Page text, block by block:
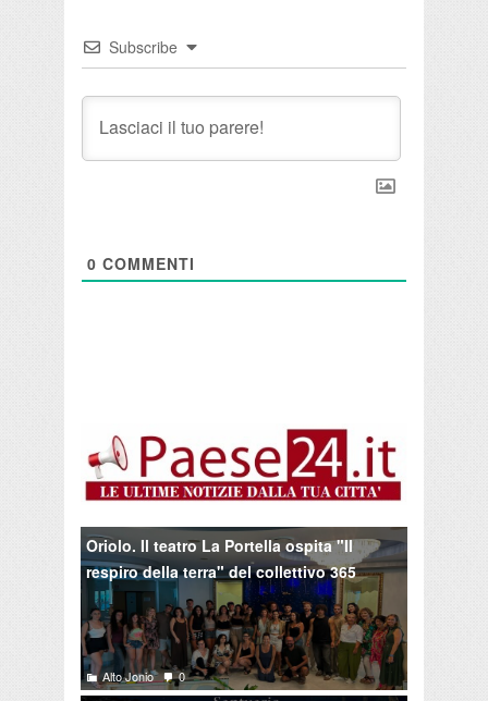
Subscribe
0 COMMENTI
Oriolo. Il teatro La Portella ospita "Il
respiro della terra" del collettivo 365
Alto Jonio 0